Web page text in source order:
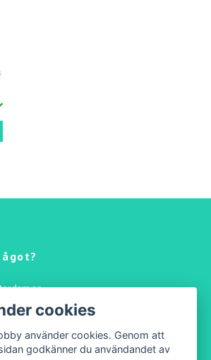
cookies
använder cookies. Genom att
godkänner du användandet av